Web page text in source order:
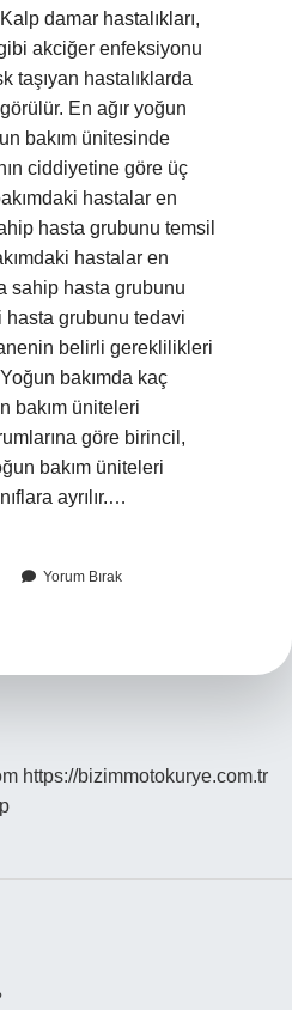
damar hastalıkları,
akciğer enfeksiyonu
taşıyan hastalıklarda
En ağır yoğun
bakım ünitesinde
ciddiyetine göre üç
hastalar en
hasta grubunu temsil
hastalar en
sahip hasta grubunu
grubunu tedavi
belirli gereklilikleri
bakımda kaç
bakım üniteleri
göre birincil,
bakım üniteleri
ayrılır.…
Yorum Bırak
https://bizimmotokurye.com.tr